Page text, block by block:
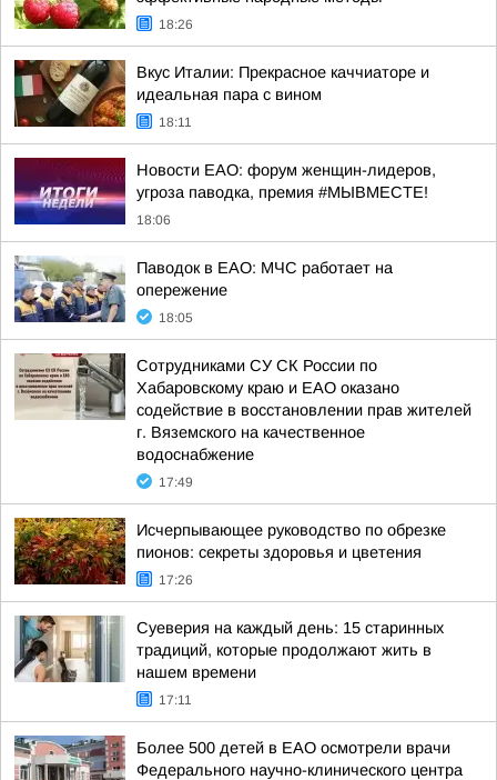
18:26
Вкус Италии: Прекрасное каччиаторе и
идеальная пара с вином
18:11
Новости ЕАО: форум женщин-лидеров,
угроза паводка, премия #МЫВМЕСТЕ!
18:06
Паводок в ЕАО: МЧС работает на
опережение
18:05
Сотрудниками СУ СК России по
Хабаровскому краю и ЕАО оказано
содействие в восстановлении прав жителей
г. Вяземского на качественное
водоснабжение
17:49
Исчерпывающее руководство по обрезке
пионов: секреты здоровья и цветения
17:26
Суеверия на каждый день: 15 старинных
традиций, которые продолжают жить в
нашем времени
17:11
Более 500 детей в ЕАО осмотрели врачи
Федерального научно-клинического центра